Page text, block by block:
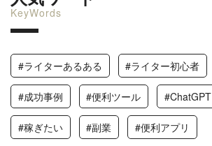
KeyWords
#ライターあるある #ライター初心者
#成功事例 #便利ツール #ChatGPT
#稼ぎたい #副業 #便利アプリ